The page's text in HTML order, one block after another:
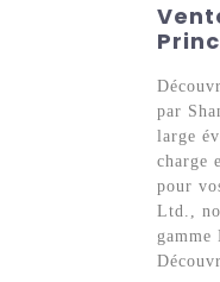
par
large
charge
pour
Ltd.,